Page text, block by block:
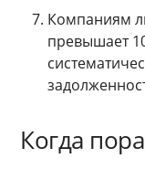
Компаниям
превышает
Когда